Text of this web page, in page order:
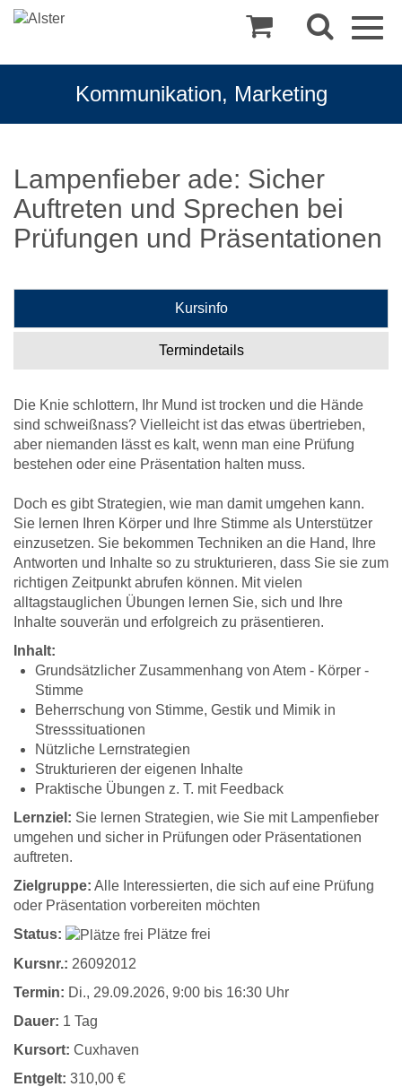
Kommunikation, Marketing
Lampenfieber ade: Sicher
Auftreten und Sprechen bei
Prüfungen und Präsentationen
Kursinfo
Termindetails
Die Knie schlottern, Ihr Mund ist trocken und die Hände
sind schweißnass? Vielleicht ist das etwas übertrieben,
aber niemanden lässt es kalt, wenn man eine Prüfung
bestehen oder eine Präsentation halten muss.
Doch es gibt Strategien, wie man damit umgehen kann.
Sie lernen Ihren Körper und Ihre Stimme als Unterstützer
einzusetzen. Sie bekommen Techniken an die Hand, Ihre
Antworten und Inhalte so zu strukturieren, dass Sie sie zum
richtigen Zeitpunkt abrufen können. Mit vielen
alltagstauglichen Übungen lernen Sie, sich und Ihre
Inhalte souverän und erfolgreich zu präsentieren.
Inhalt:
Grundsätzlicher Zusammenhang von Atem - Körper -
Stimme
Beherrschung von Stimme, Gestik und Mimik in
Stresssituationen
Nützliche Lernstrategien
Strukturieren der eigenen Inhalte
Praktische Übungen z. T. mit Feedback
Lernziel: Sie lernen Strategien, wie Sie mit Lampenfieber
umgehen und sicher in Prüfungen oder Präsentationen
auftreten.
Zielgruppe: Alle Interessierten, die sich auf eine Prüfung
oder Präsentation vorbereiten möchten
Status:
Plätze frei
Kursnr.: 26092012
Termin: Di., 29.09.2026, 9:00 bis 16:30 Uhr
Dauer: 1 Tag
Kursort: Cuxhaven
Entgelt: 310,00 €